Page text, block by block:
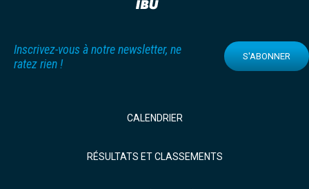
Inscrivez-vous à notre newsletter, ne
ratez rien !
S'ABONNER
CALENDRIER
RÉSULTATS ET CLASSEMENTS